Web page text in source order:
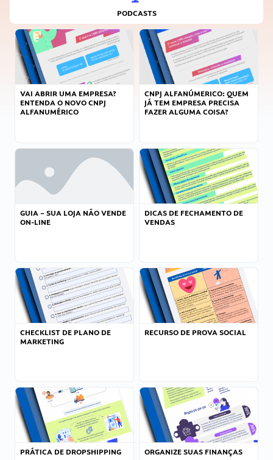
PODCASTS
VAI ABRIR UMA EMPRESA?
ENTENDA O NOVO CNPJ
ALFANUMÉRICO
CNPJ ALFANÚMERICO: QUEM
JÁ TEM EMPRESA PRECISA
FAZER ALGUMA COISA?
GUIA – SUA LOJA NÃO VENDE
ON-LINE
DICAS DE FECHAMENTO DE
VENDAS
CHECKLIST DE PLANO DE
MARKETING
RECURSO DE PROVA SOCIAL
PRÁTICA DE DROPSHIPPING ORGANIZE SUAS FINANÇAS